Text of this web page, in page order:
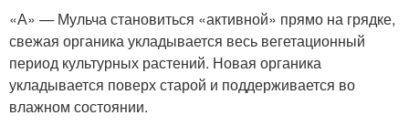
«А» — Мульча становиться «активной» прямо на грядке,
свежая органика укладывается весь вегетационный
период культурных растений. Новая органика
укладывается поверх старой и поддерживается во
влажном состоянии.